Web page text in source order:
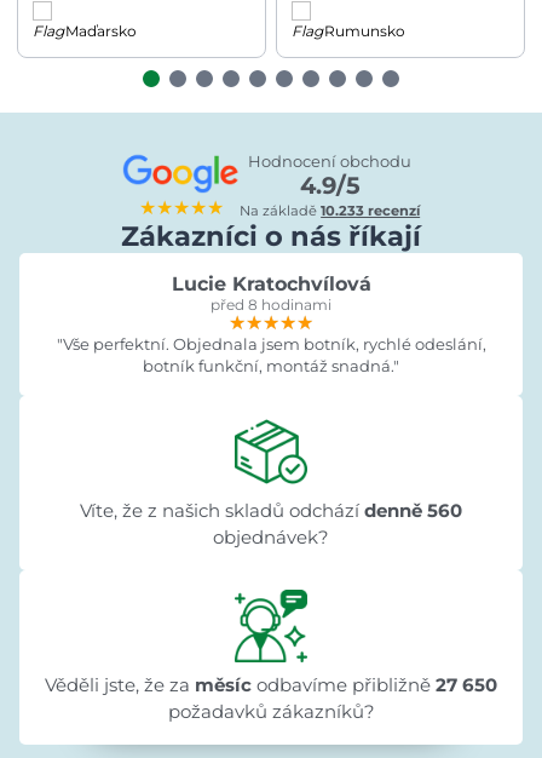
Maďarsko Rumunsko
★★★★★
Hodnocení obchodu
4.9/5
Na základě10.233 recenzí
Zákazníci o nás říkají
Lucie Kratochvílová
před 8 hodinami
★★★★★
★★★★★
★★★★★
"Vše perfektní. Objednala jsem botník, rychlé odeslání,
botník funkční, montáž snadná."
Víte, že z našich skladů odchází denně 560
objednávek?
Věděli jste, že za měsíc odbavíme přibližně 27 650
požadavků zákazníků?